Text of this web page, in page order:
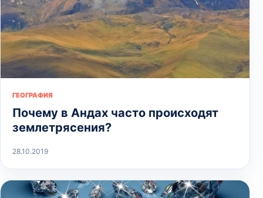
ГЕОГРАФИЯ
Почему в Андах часто происходят
землетрясения?
28.10.2019